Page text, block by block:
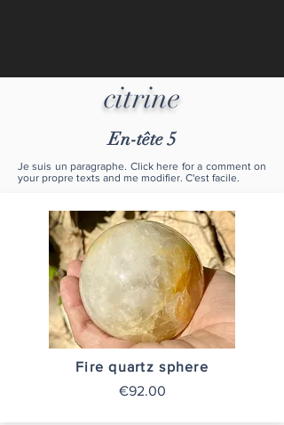
citrine
En-tête 5
Je suis un paragraphe. Click here for a comment on
your propre texts and me modifier. C'est facile.
Fire quartz sphere
€92.00